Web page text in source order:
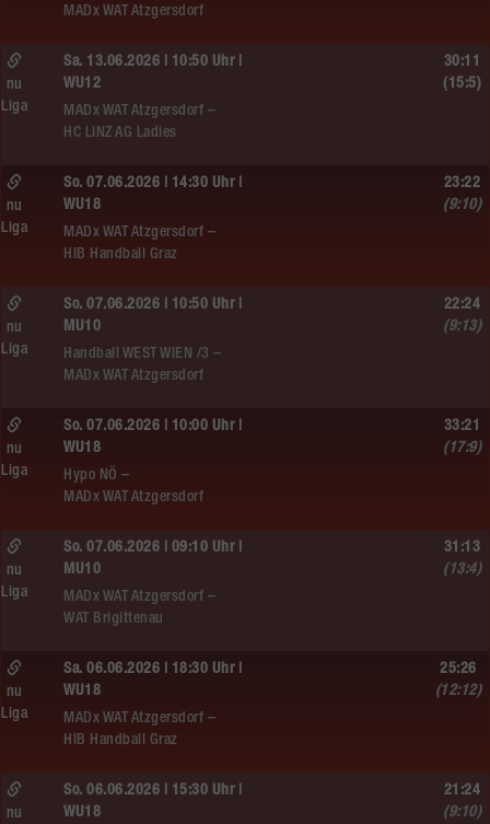
MADx WAT Atzgersdorf
Sa. 13.06.2026 | 10:50 Uhr |
WU12
MADx WAT Atzgersdorf –
HC LINZ AG Ladies
nu
Liga
30:11
(15:5)
So. 07.06.2026 | 14:30 Uhr |
WU18
MADx WAT Atzgersdorf –
HIB Handball Graz
nu
Liga
23:22
(9:10)
So. 07.06.2026 | 10:50 Uhr |
MU10
Handball WEST WIEN /3 –
MADx WAT Atzgersdorf
nu
Liga
22:24
(9:13)
So. 07.06.2026 | 10:00 Uhr |
WU18
Hypo NÖ –
MADx WAT Atzgersdorf
nu
Liga
33:21
(17:9)
So. 07.06.2026 | 09:10 Uhr |
MU10
MADx WAT Atzgersdorf –
WAT Brigittenau
nu
Liga
31:13
(13:4)
Sa. 06.06.2026 | 18:30 Uhr |
WU18
MADx WAT Atzgersdorf –
HIB Handball Graz
nu
Liga
25:26
(12:12)
So. 06.06.2026 | 15:30 Uhr |
WU18
nu
21:24
(9:10)